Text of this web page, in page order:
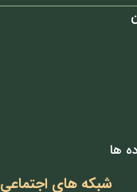
ها
شبکه های اجتماعی